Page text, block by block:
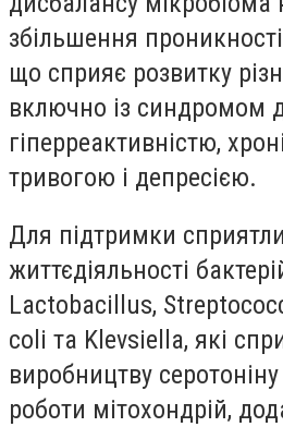
збільшення
що сприяє розвитку
включно із синдромом
гіперреактивністю,
тривогою і депресією.
Для підтримки
життєдіяльності
Lactobacillus,
coli та Klevsiella, які
виробництву
роботи мітохондрій,